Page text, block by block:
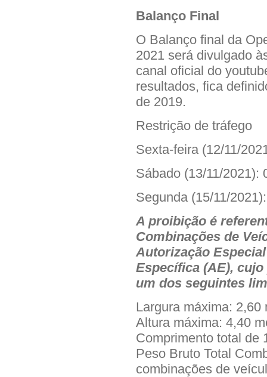
Balanço Final
O Balanço final da
2021 será divulgado
canal oficial do
resultados, fica
de 2019.
Restrição de tráfego
Sexta-feira (12/11/
Sábado (13/11/2021):
Segunda (15/11/
A proibição é
Combinações de
Autorização
Específica (AE),
um dos seguintes
Largura máxima: 2,60
Altura máxima: 4,40
Comprimento total de
Peso Bruto Total
combinações de